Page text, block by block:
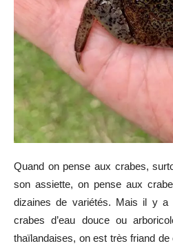
Quand on pense aux crabes,
son assiette, on pense aux
dizaines de variétés. Mais il y a
crabes d’eau douce ou
thaïlandaises, on est très friand